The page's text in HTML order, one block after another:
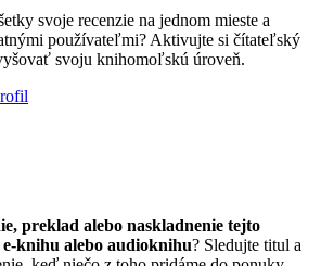
svoje recenzie na jednom mieste a
používateľmi? Aktivujte si čítateľský
svoju knihomoľskú úroveň.
preklad alebo naskladnenie tejto
e-knihu alebo audioknihu? Sledujte titul a